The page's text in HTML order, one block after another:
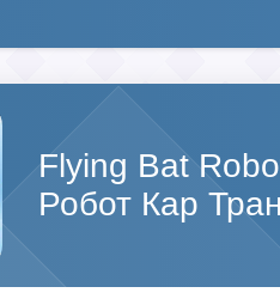
Flying Bat
Робот Кар